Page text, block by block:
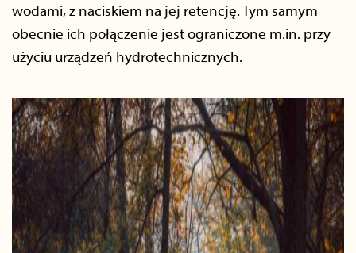
wodami, z naciskiem na jej retencję. Tym samym
obecnie ich połączenie jest ograniczone m.in. przy
użyciu urządzeń hydrotechnicznych.